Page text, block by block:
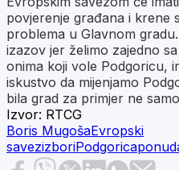
povjerenje građana i krene
problema u Glavnom
izazov jer želimo zajedno
onima koji vole Podgoricu,
iskustvo da mijenjamo
bila grad za primjer ne
Izvor: RTCG
Boris MugošaEvropski
savezizboriPodgorica